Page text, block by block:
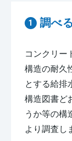
調べる
コンクリー
構造の耐久
とする給排
構造図書ど
うか等の構
より調査し